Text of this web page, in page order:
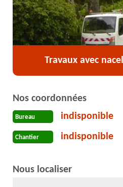
Travaux avec
Nos coordonnées
Bureau indisponible
Chantier indisponible
Nous localiser